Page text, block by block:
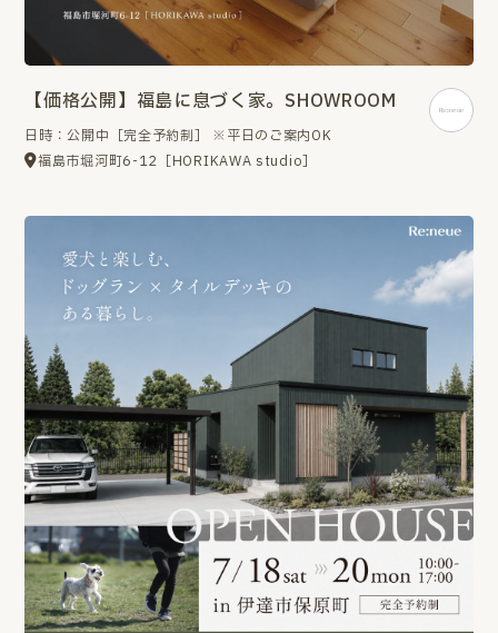
【価格公開】福島に息づく家。SHOWROOM
日時：公開中［完全予約制］ ※平日のご案内OK
福島市堀河町6-12［HORIKAWA studio］